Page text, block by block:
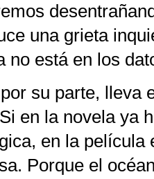
una grieta
no está en los
su parte, lleva
en la novela ya
en la
Porque el